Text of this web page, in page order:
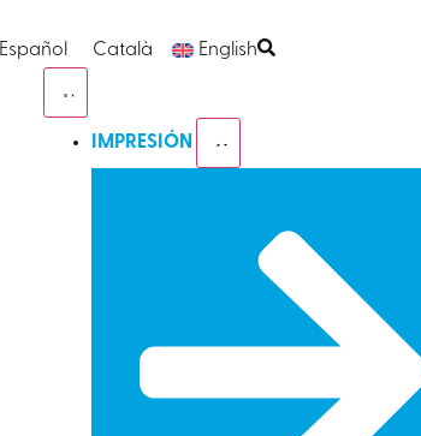
Español Català English
IMPRESIÓN